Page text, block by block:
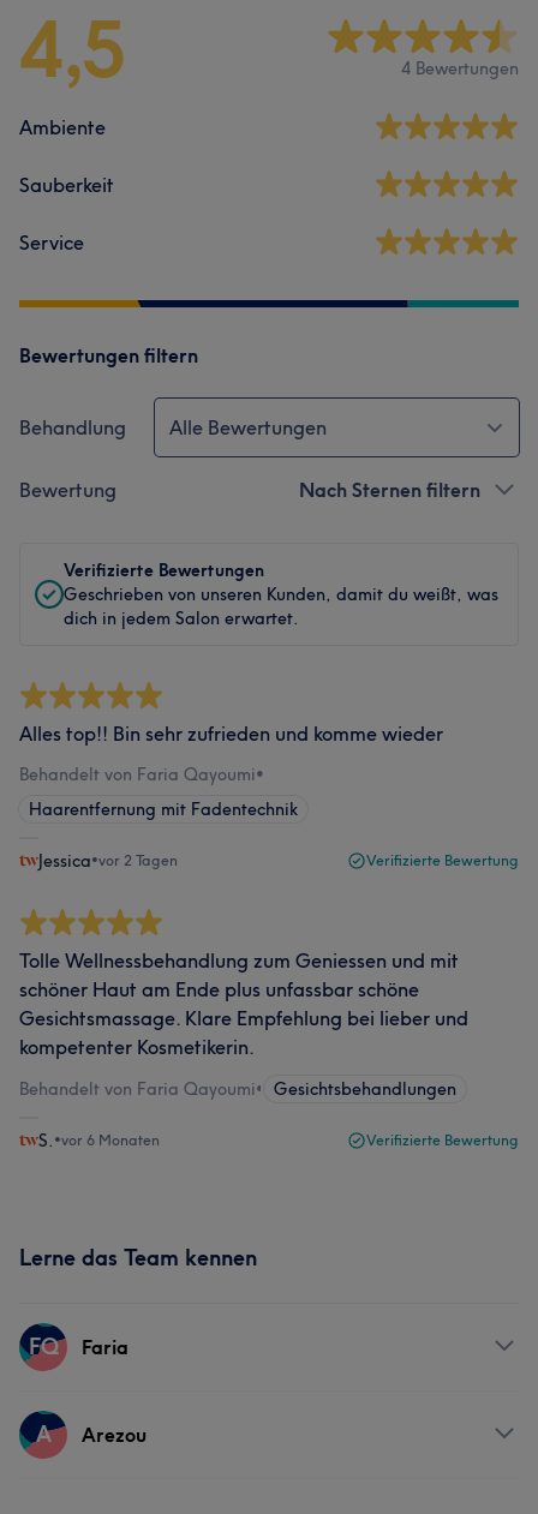
4,5 4 Bewertungen
Ambiente
Sauberkeit
Service
Bewertungen filtern
Behandlung Alle Bewertungen
Bewertung Nach Sternen filtern
Verifizierte Bewertungen
Geschrieben von unseren Kunden, damit du weißt, was
dich in jedem Salon erwartet.
Alles top!! Bin sehr zufrieden und komme wieder
Behandelt von Faria Qayoumi•
Haarentfernung mit Fadentechnik
Jessica•vor 2 Tagen Verifizierte Bewertung
Tolle Wellnessbehandlung zum Geniessen und mit
schöner Haut am Ende plus unfassbar schöne
Gesichtsmassage. Klare Empfehlung bei lieber und
kompetenter Kosmetikerin.
Behandelt von Faria Qayoumi• Gesichtsbehandlungen
S. •vor 6 Monaten Verifizierte Bewertung
Lerne das Team kennen
FQ Faria
Services
A Arezou